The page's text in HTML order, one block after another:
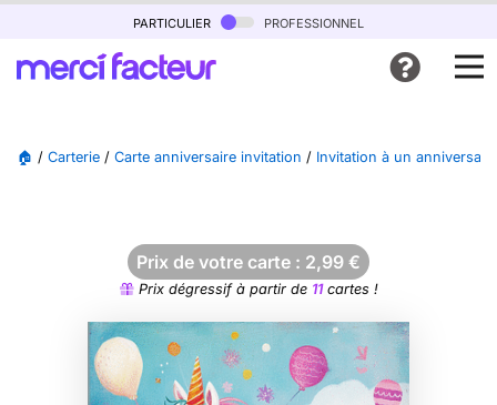
particulier professionnel
🏠 / Carterie / Carte anniversaire invitation / Invitation à un
Prix de votre carte : 2,99 €
Prix dégressif à partir de 11cartes !